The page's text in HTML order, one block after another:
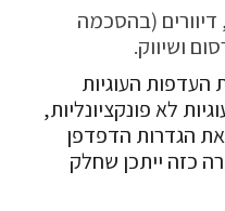
(בהסכמה
ושיווק.
העוגיות
לא פונקציונליות,
הגדרות הדפדפן
כזה ייתכן שחלק